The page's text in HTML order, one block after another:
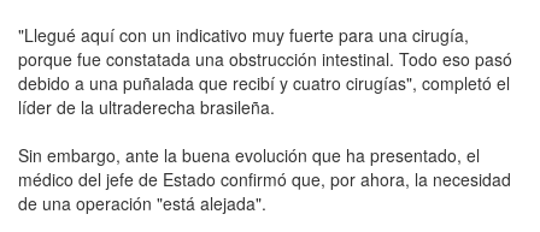
"Llegué aquí con un indicativo muy fuerte para una cirugía,
porque fue constatada una obstrucción intestinal. Todo eso pasó
debido a una puñalada que recibí y cuatro cirugías", completó el
líder de la ultraderecha brasileña.
Sin embargo, ante la buena evolución que ha presentado, el
médico del jefe de Estado confirmó que, por ahora, la necesidad
de una operación "está alejada".